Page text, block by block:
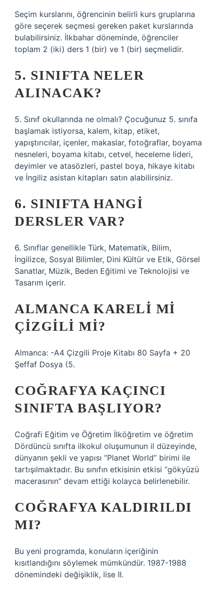
Seçim kurslarını, öğrencinin belirli kurs gruplarına
göre seçerek seçmesi gereken paket kurslarında
bulabilirsiniz. İlkbahar döneminde, öğrenciler
toplam 2 (iki) ders 1 (bir) ve 1 (bir) seçmelidir.
5. SINIFTA NELER
ALINACAK?
5. Sınıf okullarında ne olmalı? Çocuğunuz 5. sınıfa
başlamak istiyorsa, kalem, kitap, etiket,
yapıştırıcılar, içenler, makaslar, fotoğraflar, boyama
nesneleri, boyama kitabı, cetvel, heceleme lideri,
deyimler ve atasözleri, pastel boya, hikaye kitabı
ve İngiliz asistan kitapları satın alabilirsiniz.
6. SINIFTA HANGI
DERSLER VAR?
6. Sınıflar genellikle Türk, Matematik, Bilim,
İngilizce, Sosyal Bilimler, Dini Kültür ve Etik, Görsel
Sanatlar, Müzik, Beden Eğitimi ve Teknolojisi ve
Tasarım içerir.
ALMANCA KARELI MI
ÇIZGILI MI?
Almanca: -A4 Çizgili Proje Kitabı 80 Sayfa + 20
Şeffaf Dosya (5.
COĞRAFYA KAÇINCI
SINIFTA BAŞLIYOR?
Coğrafi Eğitim ve Öğretim İlköğretim ve öğretim
Dördüncü sınıfta ilkokul oluşumunun il düzeyinde,
dünyanın şekli ve yapısı “Planet World” birimi ile
tartışılmaktadır. Bu sınıfın etkisinin etkisi “gökyüzü
macerasının” devam ettiği kolayca belirlenebilir.
COĞRAFYA KALDIRILDI
MI?
Bu yeni programda, konuların içeriğinin
kısıtlandığını söylemek mümkündür. 1987-1988
dönemindeki değişiklik, lise II.